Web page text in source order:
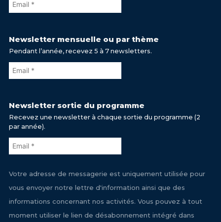
Newsletter mensuelle ou par thème
Pendant l’année, recevez 5 à 7 newsletters.
Newsletter sortie du programme
Recevez une newsletter à chaque sortie du programme (2
par année).
Votre adresse de messagerie est uniquement utilisée pour
vous envoyer notre lettre d'information ainsi que des
informations concernant nos activités. Vous pouvez à tout
moment utiliser le lien de désabonnement intégré dans